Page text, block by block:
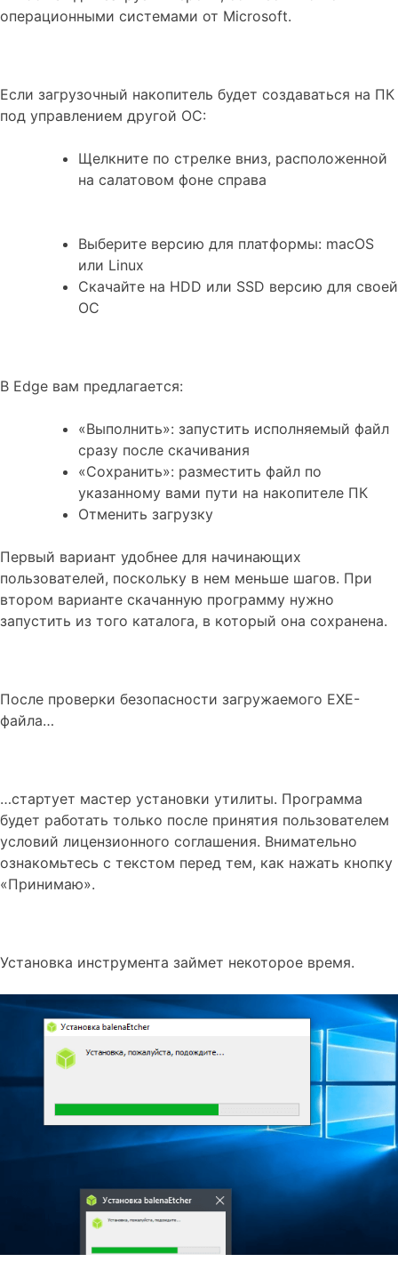
операционными системами от Microsoft.
Если загрузочный накопитель будет создаваться на ПК
под управлением другой ОС:
Щелкните по стрелке вниз, расположенной
на салатовом фоне справа
Выберите версию для платформы: macOS
или Linux
Скачайте на HDD или SSD версию для своей
ОС
В Edge вам предлагается:
«Выполнить»: запустить исполняемый файл
сразу после скачивания
«Сохранить»: разместить файл по
указанному вами пути на накопителе ПК
Отменить загрузку
Первый вариант удобнее для начинающих
пользователей, поскольку в нем меньше шагов. При
втором варианте скачанную программу нужно
запустить из того каталога, в который она сохранена.
После проверки безопасности загружаемого EXE-
файла…
…стартует мастер установки утилиты. Программа
будет работать только после принятия пользователем
условий лицензионного соглашения. Внимательно
ознакомьтесь с текстом перед тем, как нажать кнопку
«Принимаю».
Установка инструмента займет некоторое время.